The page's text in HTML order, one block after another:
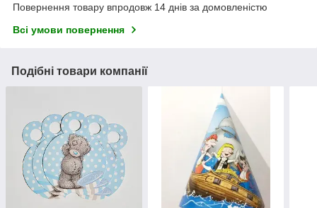
Повернення товару впродовж 14 днів за домовленістю
Всі умови повернення
Подібні товари компанії